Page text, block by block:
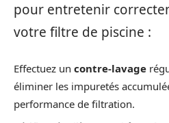
pour entretenir
votre filtre de piscine :
Effectuez un contre-lavage
éliminer les impuretés
performance de filtration.